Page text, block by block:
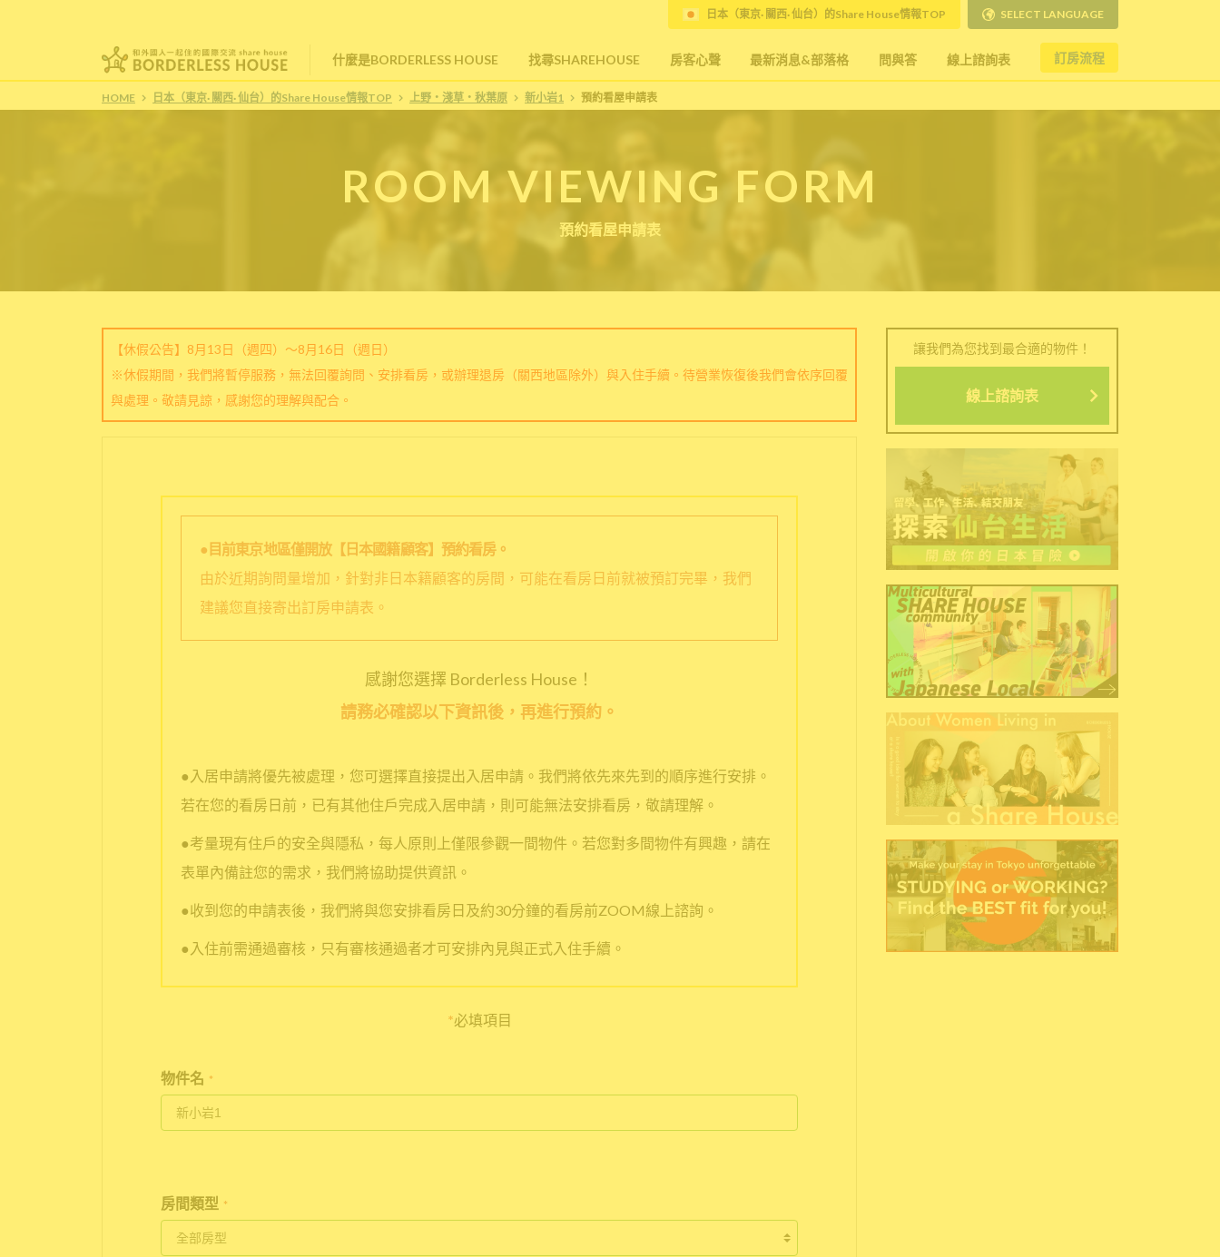
什麼是BORDERLESS HOUSE 找尋SHAREHOUSE 房客心聲 最新消息&部落格 問與答 線上諮詢表 訂房流程
日本（東京· 關西· 仙台）的Share House情報TOP SELECT LANGUAGE
HOME 日本（東京· 關西· 仙台）的Share House情報TOP 上野・淺草・秋葉原 新小岩1 預約看屋申請表
ROOM VIEWING FORM
預約看屋申請表
【休假公告】8月13日（週四）～8月16日（週日）
※休假期間，我們將暫停服務，無法回覆詢問、安排看房，或辦理退房（關西地區除外）與入住手續。待營業恢復後我們會依序回覆
與處理。敬請見諒，感謝您的理解與配合。
●目前東京地區僅開放【日本國籍顧客】預約看房。
由於近期詢問量增加，針對非日本籍顧客的房間，可能在看房日前就被預訂完畢，我們
建議您直接寄出訂房申請表。
感謝您選擇 Borderless House！
請務必確認以下資訊後，再進行預約。
●入居申請將優先被處理，您可選擇直接提出入居申請。我們將依先來先到的順序進行安排。
若在您的看房日前，已有其他住戶完成入居申請，則可能無法安排看房，敬請理解。
●考量現有住戶的安全與隱私，每人原則上僅限參觀一間物件。若您對多間物件有興趣，請在
表單內備註您的需求，我們將協助提供資訊。
●收到您的申請表後，我們將與您安排看房日及約30分鐘的看房前ZOOM線上諮詢。
●入住前需通過審核，只有審核通過者才可安排內見與正式入住手續。
*必填項目
物件名 *
房間類型 *
讓我們為您找到最合適的物件！
線上諮詢表